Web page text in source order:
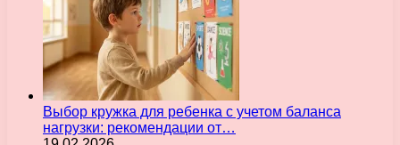
Выбор кружка для ребенка с учетом баланса
нагрузки: рекомендации от…